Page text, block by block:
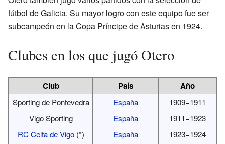
fútbol de Galicia. Su mayor logro con este equipo fue ser
subcampeón en la Copa Príncipe de Asturias en 1924.
Clubes en los que jugó Otero
Club País Año
Sporting de Pontevedra España
1909−1911
Vigo Sporting
España
1911−1923
RC Celta de Vigo(*) España
1923−1924